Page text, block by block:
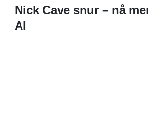
Nick Cave snur – nå
AI